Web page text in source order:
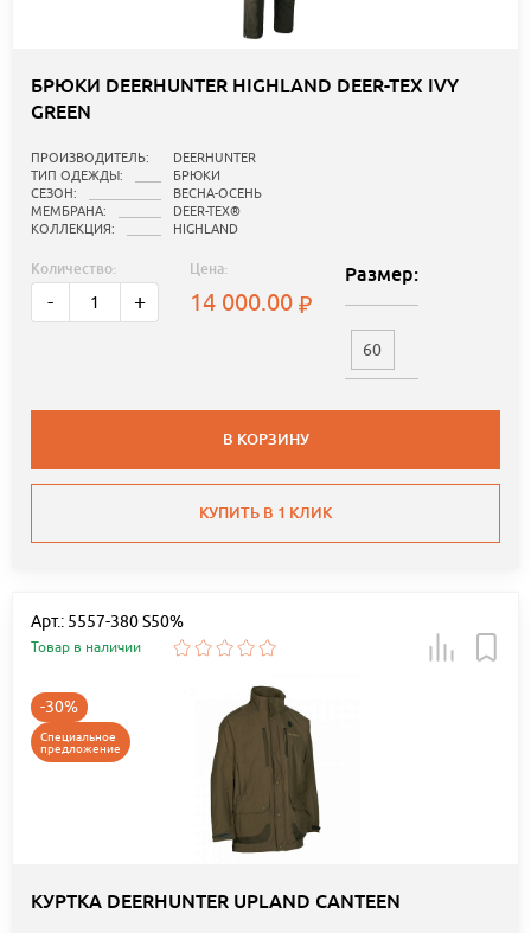
БРЮКИ DEERHUNTER HIGHLAND DEER-TEX IVY
GREEN
ПРОИЗВОДИТЕЛЬ:
DEERHUNTER
ТИП ОДЕЖДЫ:
БРЮКИ
СЕЗОН:
ВЕСНА-ОСЕНЬ
МЕМБРАНА:
DEER-TEX®
КОЛЛЕКЦИЯ:
HIGHLAND
Количество:
- +
Цена:
14 000.00
Размер:
60
В КОРЗИНУ
КУПИТЬ В 1 КЛИК
Арт.: 5557-380 S50%
Товар в наличии
-30%
Специальное
предложение
КУРТКА DEERHUNTER UPLAND CANTEEN